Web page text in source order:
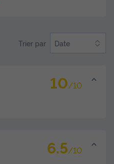
280 €
Trier par Date
10/10
6.5/10